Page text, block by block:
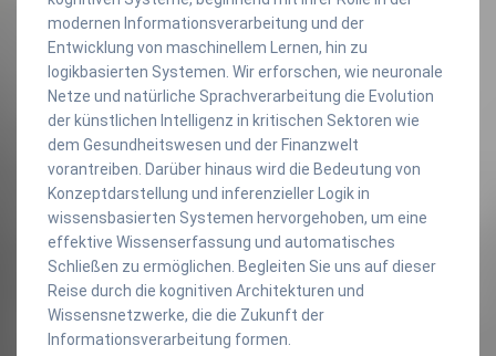
modernen Informationsverarbeitung und der
Entwicklung von maschinellem Lernen, hin zu
logikbasierten Systemen. Wir erforschen, wie neuronale
Netze und natürliche Sprachverarbeitung die Evolution
der künstlichen Intelligenz in kritischen Sektoren wie
dem Gesundheitswesen und der Finanzwelt
vorantreiben. Darüber hinaus wird die Bedeutung von
Konzeptdarstellung und inferenzieller Logik in
wissensbasierten Systemen hervorgehoben, um eine
effektive Wissenserfassung und automatisches
Schließen zu ermöglichen. Begleiten Sie uns auf dieser
Reise durch die kognitiven Architekturen und
Wissensnetzwerke, die die Zukunft der
Informationsverarbeitung formen.